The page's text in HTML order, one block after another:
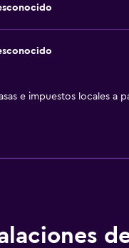
e impuestos locales a